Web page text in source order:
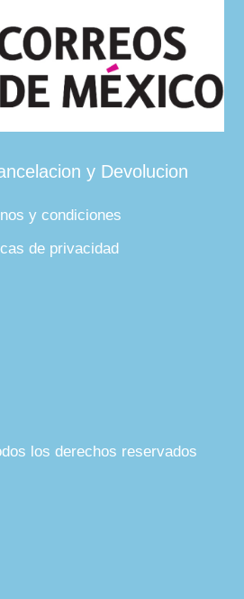
y Devolucion
y condiciones
de privacidad
los derechos reservados